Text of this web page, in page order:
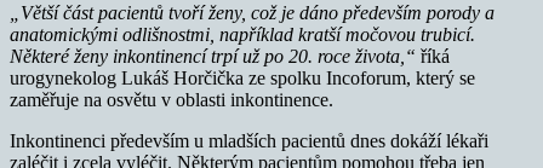
„Větší část pacientů tvoří ženy, což je dáno především porody a
anatomickými odlišnostmi, například kratší močovou trubicí.
Některé ženy inkontinencí trpí už po 20. roce života,“ říká
urogynekolog Lukáš Horčička ze spolku Incoforum, který se
zaměřuje na osvětu v oblasti inkontinence.
Inkontinenci především u mladších pacientů dnes dokáží lékaři
zaléčit i zcela vyléčit. Některým pacientům pomohou třeba jen